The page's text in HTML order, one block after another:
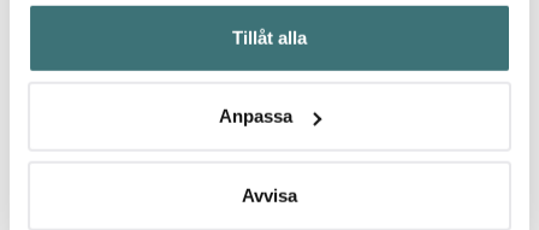
Samla in information om din geografiska plats som
kan ha en noggrannhet på upp till flera meter
Identifiera din enhet genom att aktivt skanna den för
Ta reda på mer om hur dina personliga uppgifter
Du kan ändra eller dra tillbaka ditt samtycke när som
Tillåt alla
Anpassa
Avvisa
Låt dig inspireras av våra kunder